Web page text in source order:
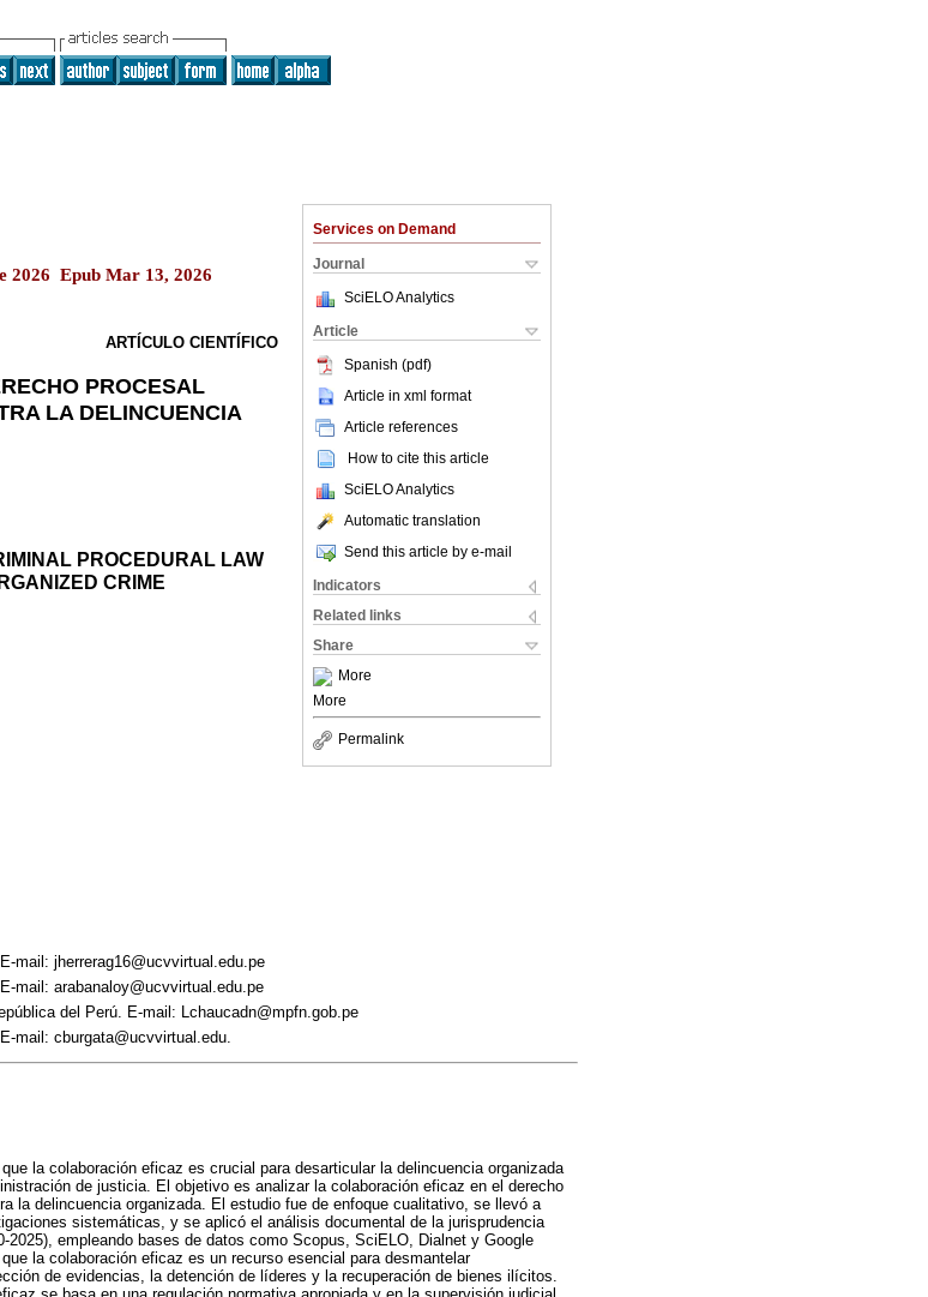
Services on Demand
Journal
SciELO Analytics
Article
Spanish (pdf)
Article in xml format
Article references
How to cite this article
SciELO Analytics
Automatic translation
Send this article by e-mail
Indicators
Related links
Share
More
More
Permalink
2026 Epub Mar 13, 2026
ARTÍCULO CIENTÍFICO
PROCESAL
LA DELINCUENCIA
PROCEDURAL LAW
CRIME
mail: jherrerag16@ucvvirtual.edu.pe
mail: arabanaloy@ucvvirtual.edu.pe
del Perú. E-mail: Lchaucadn@mpfn.gob.pe
mail: cburgata@ucvvirtual.edu.
la colaboración eficaz es crucial para desarticular la delincuencia organizada
de justicia. El objetivo es analizar la colaboración eficaz en el derecho
la delincuencia organizada. El estudio fue de enfoque cualitativo, se llevó a
sistemáticas, y se aplicó el análisis documental de la jurisprudencia
2025), empleando bases de datos como Scopus, SciELO, Dialnet y Google
la colaboración eficaz es un recurso esencial para desmantelar
de evidencias, la detención de líderes y la recuperación de bienes ilícitos.